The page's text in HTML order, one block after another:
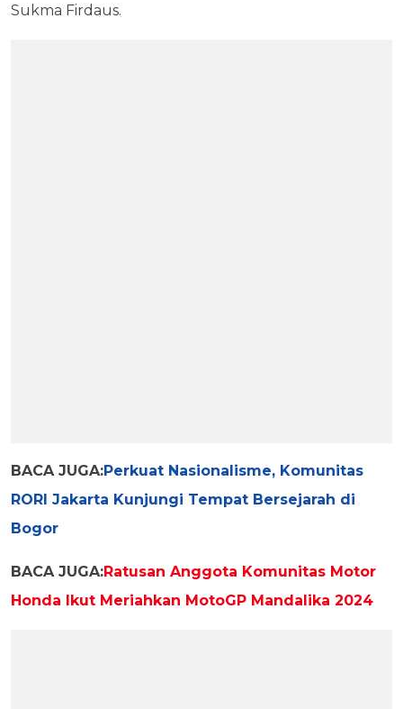
Sukma Firdaus.
BACA JUGA:Perkuat Nasionalisme, Komunitas
RORI Jakarta Kunjungi Tempat Bersejarah di
Bogor
BACA JUGA:Ratusan Anggota Komunitas Motor
Honda Ikut Meriahkan MotoGP Mandalika 2024